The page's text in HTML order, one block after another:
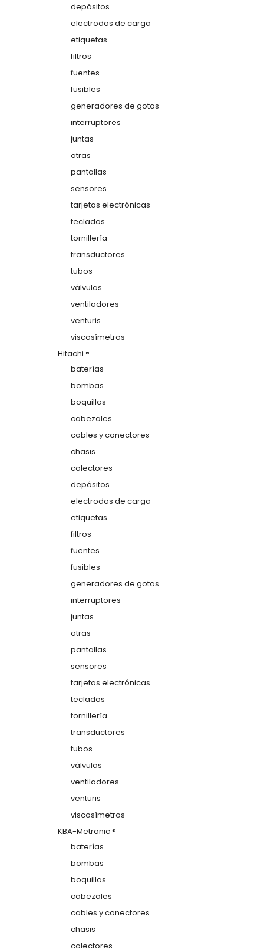
depósitos
electrodos de carga
etiquetas
filtros
fuentes
fusibles
generadores de gotas
interruptores
juntas
otras
pantallas
sensores
tarjetas electrónicas
teclados
tornillería
transductores
tubos
válvulas
ventiladores
venturis
viscosímetros
Hitachi ®
baterías
bombas
boquillas
cabezales
cables y conectores
chasis
colectores
depósitos
electrodos de carga
etiquetas
filtros
fuentes
fusibles
generadores de gotas
interruptores
juntas
otras
pantallas
sensores
tarjetas electrónicas
teclados
tornillería
transductores
tubos
válvulas
ventiladores
venturis
viscosímetros
KBA-Metronic ®
baterías
bombas
boquillas
cabezales
cables y conectores
chasis
colectores